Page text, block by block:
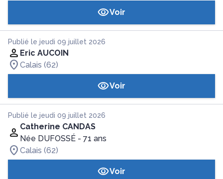
Voir
Publié le jeudi 09 juillet 2026
Eric AUCOIN
Calais (62)
Voir
Publié le jeudi 09 juillet 2026
Catherine CANDAS
Née DUFOSSÉ - 71 ans
Calais (62)
Voir